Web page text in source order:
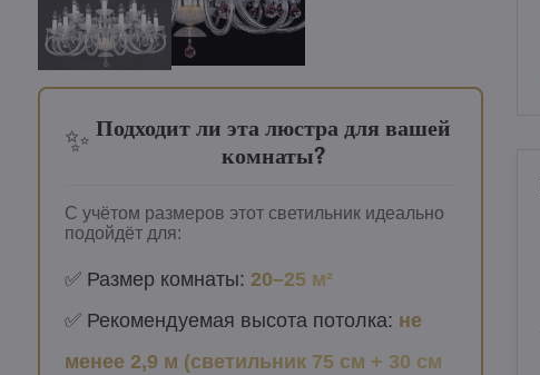
✨ Подходит ли эта люстра для вашей
комнаты?
С учётом размеров этот светильник идеально
подойдёт для:
✅ Размер комнаты: 20–25 м²
✅ Рекомендуемая высота потолка: не
менее 2,9 м (светильник 75 см + 30 см